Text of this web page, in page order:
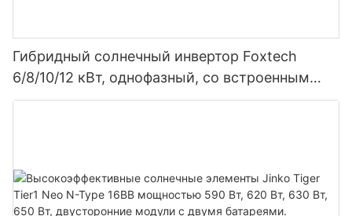
Гибридный солнечный инвертор Foxtech
6/8/10/12 кВт, однофазный, со встроенным
MPPT-контроллером, возможность